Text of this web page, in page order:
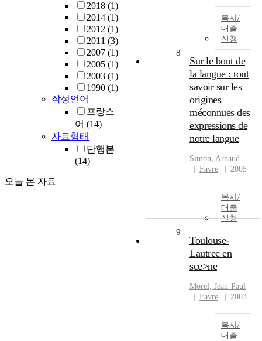
2018 (1)
2014 (1)
2012 (1)
2011 (3)
2007 (1)
2005 (1)
2003 (1)
1990 (1)
작성언어
프랑스
어 (14)
자료형태
단행본
(14)
오늘 본 자료
복사/
대출
신청
8
Sur le bout de
la langue : tout
savoir sur les
origines
méconnues des
expressions de
notre langue
Simon, Arnaud
Favre
2005
복사/
대출
신청
9
Toulouse-
Lautrec en
sce>ne
Morel, Jean-Paul
Favre
2003
복사/
대출